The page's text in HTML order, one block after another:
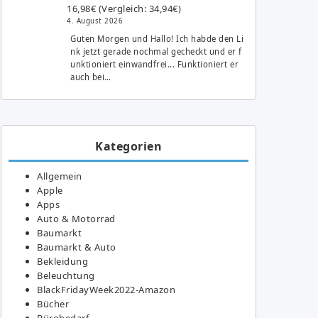
16,98€ (Vergleich: 34,94€)
4. August 2026
Guten Morgen und Hallo! Ich habde den Li
nk jetzt gerade nochmal gecheckt und er f
unktioniert einwandfrei... Funktioniert er
auch bei…
Kategorien
Allgemein
Apple
Apps
Auto & Motorrad
Baumarkt
Baumarkt & Auto
Bekleidung
Beleuchtung
BlackFridayWeek2022-Amazon
Bücher